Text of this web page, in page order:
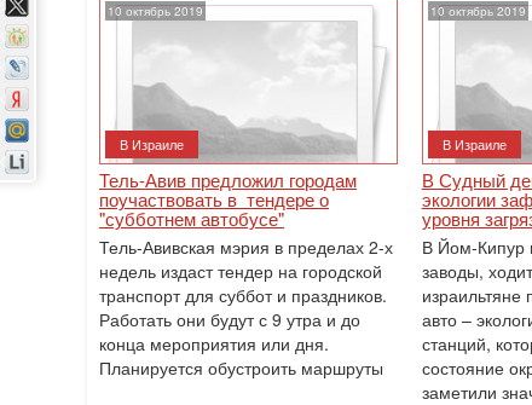
10 октябрь 2019
В Израиле
Тель-Авив предложил городам
поучаствовать в тендере о
"субботнем автобусе"
Тель-Авивская мэрия в пределах 2-х
недель издаст тендер на городской
транспорт для суббот и праздников.
Работать они будут с 9 утра и до
конца мероприятия или дня.
Планируется обустроить маршруты
10 октябрь 2019
В Израиле
В Судный
экологии
уровня
В Йом-Кипур
заводы,
израильтяне
авто –
станций,
состояние
заметили